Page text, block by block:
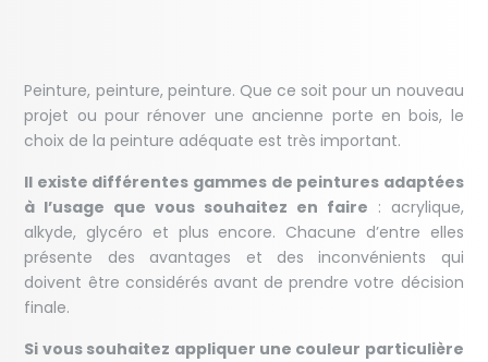
Peinture, peinture, peinture. Que ce soit pour un nouveau
projet ou pour rénover une ancienne porte en bois, le
choix de la peinture adéquate est très important.
Il existe différentes gammes de peintures adaptées
à l’usage que vous souhaitez en faire : acrylique,
alkyde, glycéro et plus encore. Chacune d’entre elles
présente des avantages et des inconvénients qui
doivent être considérés avant de prendre votre décision
finale.
Si vous souhaitez appliquer une couleur particulière